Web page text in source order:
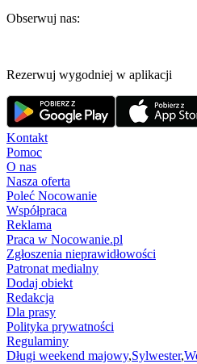
Obserwuj nas:
Rezerwuj wygodniej w aplikacji
Kontakt
Pomoc
O nas
Nasza oferta
Poleć Nocowanie
Współpraca
Reklama
Praca w Nocowanie.pl
Zgłoszenia nieprawidłowości
Patronat medialny
Dodaj obiekt
Redakcja
Dla prasy
Polityka prywatności
Regulaminy
Długi weekend majowy,Sylwester,